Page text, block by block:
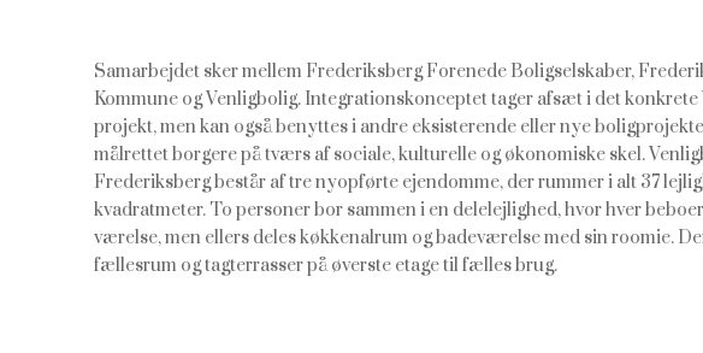
Samarbejdet sker mellem Frederiksberg Forenede Boligselskaber,
Kommune og Venligbolig. Integrationskonceptet tager afsæt i det konkrete
projekt, men kan også benyttes i andre eksisterende eller nye
målrettet borgere på tværs af sociale, kulturelle og økonomiske skel.
Frederiksberg består af tre nyopførte ejendomme, der rummer i alt 37
kvadratmeter. To personer bor sammen i en delelejlighed, hvor hver
værelse, men ellers deles køkkenalrum og badeværelse med sin roomie.
fællesrum og tagterrasser på øverste etage til fælles brug.